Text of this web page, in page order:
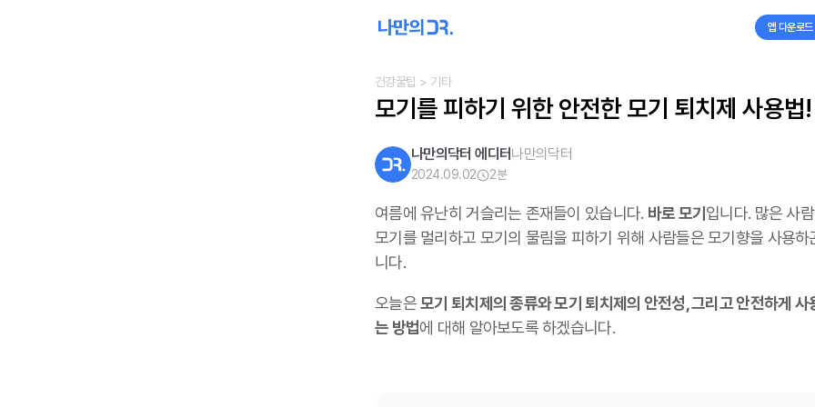
앱 다운로드
건강꿀팁 > 기타
모기를 피하기 위한 안전한 모기 퇴치제 사용법!
나만의닥터 에디터나만의닥터
2024.09.02 2분
여름에 유난히 거슬리는 존재들이 있습니다. 바로 모기 입니다. 많은 사
모기를 멀리하고 모기의 물림을 피하기 위해 사람들은 모기향을 사용하
니다.
오늘은모기 퇴치제의 종류와 모기 퇴치제의 안전성, 그리고 안전하게 사
는 방법에 대해 알아보도록 하겠습니다.